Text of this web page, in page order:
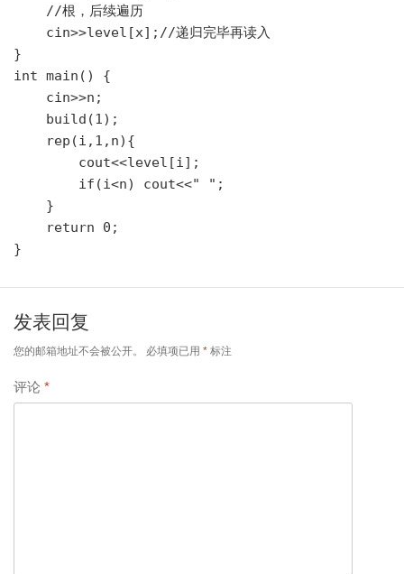
    //根，后续遍历
    cin>>level[x];//递归完毕再读入
}
int main() {
    cin>>n;
    build(1);
    rep(i,1,n){
        cout<<level[i];
        if(i<n) cout<<" ";
    }
    return 0;
发表回复
您的邮箱地址不会被公开。 必填项已用 * 标注
评论 *